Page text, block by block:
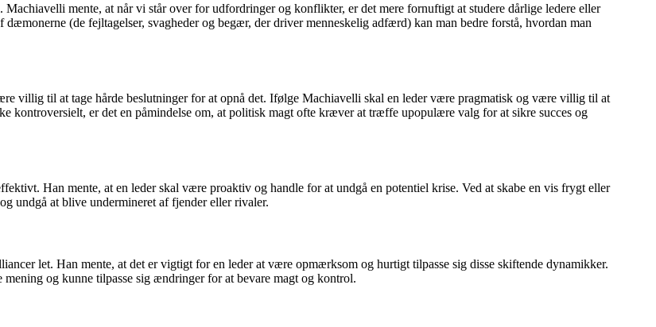
mente, at når vi står over for udfordringer og konflikter, er det mere fornuftigt at studere dårlige ledere eller
(de fejltagelser, svagheder og begær, der driver menneskelig adfærd) kan man bedre forstå, hvordan man
villig til at tage hårde beslutninger for at opnå det. Ifølge Machiavelli skal en leder være pragmatisk og være villig til at
kontroversielt, er det en påmindelse om, at politisk magt ofte kræver at træffe upopulære valg for at sikre succes og
Han mente, at en leder skal være proaktiv og handle for at undgå en potentiel krise. Ved at skabe en vis frygt eller
undgå at blive undermineret af fjender eller rivaler.
let. Han mente, at det er vigtigt for en leder at være opmærksom og hurtigt tilpasse sig disse skiftende dynamikker.
og kunne tilpasse sig ændringer for at bevare magt og kontrol.